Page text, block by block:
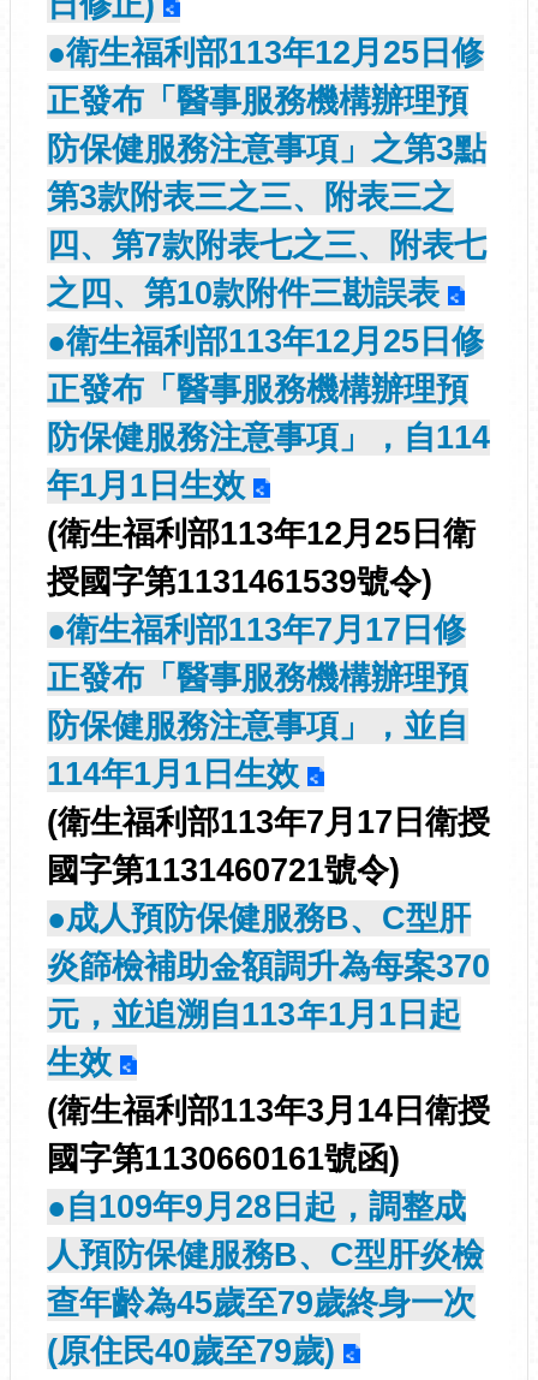
●衛生福利部113年12月25日修
正發布「醫事服務機構辦理預
防保健服務注意事項」之第3點
第3款附表三之三、附表三之
四、第7款附表七之三、附表七
之四、第10款附件三勘誤表
●衛生福利部113年12月25日修
正發布「醫事服務機構辦理預
防保健服務注意事項」，自114
年1月1日生效
(衛生福利部113年12月25日衛
授國字第1131461539號令)
●衛生福利部113年7月17日修
正發布「醫事服務機構辦理預
防保健服務注意事項」，並自
114年1月1日生效
(衛生福利部113年7月17日衛授
國字第1131460721號令)
●成人預防保健服務B、C型肝
炎篩檢補助金額調升為每案370
元，並追溯自113年1月1日起
生效
(衛生福利部113年3月14日衛授
國字第1130660161號函)
●自109年9月28日起，調整成
人預防保健服務B、C型肝炎檢
查年齡為45歲至79歲終身一次
(原住民40歲至79歲)